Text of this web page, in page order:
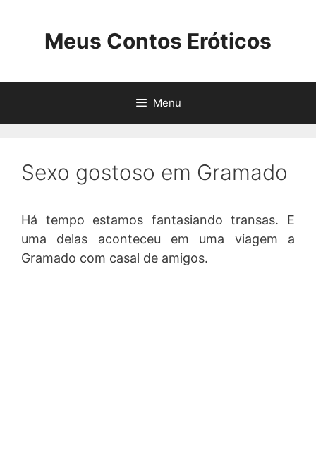
Meus Contos Eróticos
Menu
Sexo gostoso em Gramado
Há tempo estamos fantasiando transas. E
uma delas aconteceu em uma viagem a
Gramado com casal de amigos.